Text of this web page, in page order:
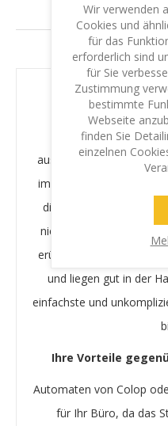
IHR SCHUTZ
Es sind 2 Dinge, die
ausmachen: Er ist sehr
immer. Nutzen Sie
die Farbe schnell zu
nicht in den Stempel
erübrigt. Unsere
und liegen gut in der
einfachste und
Ihre Vorteile
Automaten von Colop
für Ihr Büro, da das
Wir verwenden
Cookies und
für das
erforderlich sind
für Sie
Zustimmung
bestimmte
Webseite
finden Sie
einzelnen